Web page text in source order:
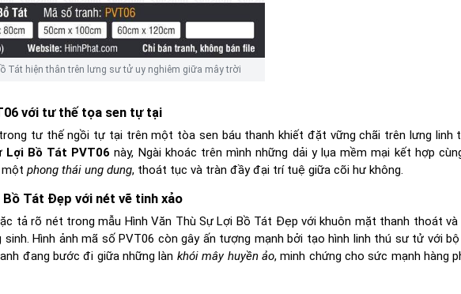
Tát hiện thân trên lưng sư tử uy nghiêm giữa mây trời
với tư thế tọa sen tự tại
tư thế ngồi tự tại trên một tòa sen báu thanh khiết đặt vững chãi trên lưng linh
Lợi Bồ Tát PVT06 này, Ngài khoác trên mình những dải y lụa mềm mại kết hợp
một phong thái ung dung, thoát tục và tràn đầy đại trí tuệ giữa cõi hư không.
Bồ Tát Đẹp với nét vẽ tinh xảo
tả rõ nét trong mẫu Hình Văn Thù Sự Lợi Bồ Tát Đẹp với khuôn mặt thanh thoát
sinh. Hình ảnh mã số PVT06 còn gây ấn tượng mạnh bởi tạo hình linh thú sư tử với
đang bước đi giữa những làn khói mây huyền ảo, minh chứng cho sức mạnh hàng